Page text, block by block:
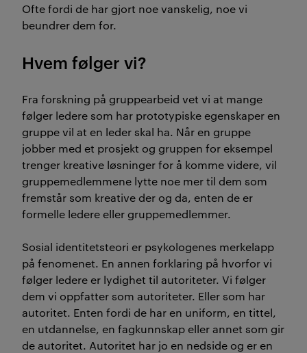
Ofte fordi de har gjort noe vanskelig, noe vi
beundrer dem for.
Hvem følger vi?
Fra forskning på gruppearbeid vet vi at mange
følger ledere som har prototypiske egenskaper en
gruppe vil at en leder skal ha. Når en gruppe
jobber med et prosjekt og gruppen for eksempel
trenger kreative løsninger for å komme videre, vil
gruppemedlemmene lytte noe mer til dem som
fremstår som kreative der og da, enten de er
formelle ledere eller gruppemedlemmer.
Sosial identitetsteori er psykologenes merkelapp
på fenomenet. En annen forklaring på hvorfor vi
følger ledere er lydighet til autoriteter. Vi følger
dem vi oppfatter som autoriteter. Eller som har
autoritet. Enten fordi de har en uniform, en tittel,
en utdannelse, en fagkunnskap eller annet som gir
de autoritet. Autoritet har jo en nedside og er en